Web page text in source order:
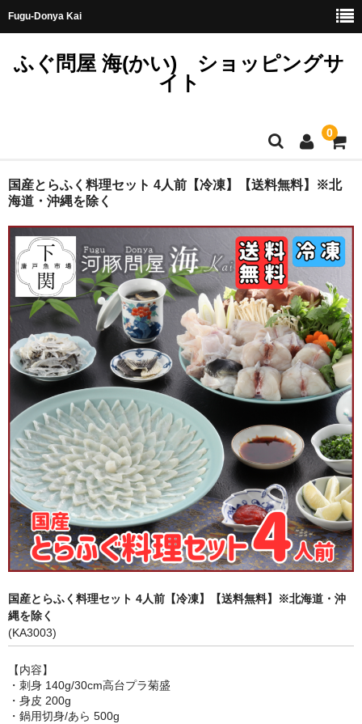
Fugu-Donya Kai
ふぐ問屋 海(かい) ショッピングサ
イト
0
ホーム
国産とらふぐ
料理セット
刺身セット
鍋セット
身欠き・白子
その他ふぐセット
薬味
キャットフード
国産とらふく料理セット 4人前【冷凍】【送料無料】※北
海道・沖縄を除く
国産とらふく料理セット 4人前【冷凍】【送料無料】※北海道・沖
縄を除く
(KA3003)
【内容】
・刺身 140g/30cm高台プラ菊盛
・身皮 200g
・鍋用切身/あら 500g